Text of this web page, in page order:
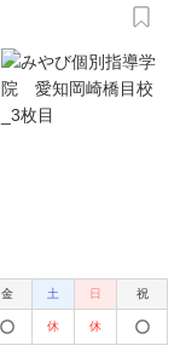
金 土 日 祝
休 休